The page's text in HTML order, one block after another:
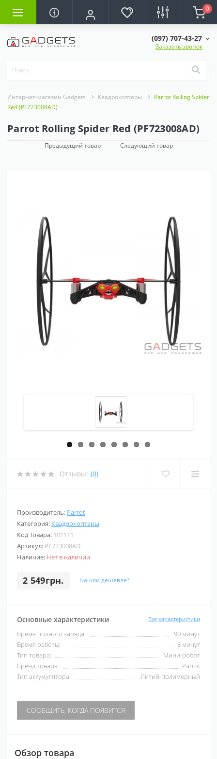
0
(097) 707-43-27
Заказать звонок
Интернет-магазин Gadgets Квадрокоптеры
Parrot Rolling Spider
Red (PF723008AD)
Parrot Rolling Spider Red (PF723008AD)
Предыдущий товар Следующий товар
Отзывы: (0)
Производитель: Parrot
Категория: Квадрокоптеры
Код Товара: 101111
Артикул: PF723008AD
Наличие: Нет в наличии
2 549грн. Нашли дешевле?
Основные характеристики Все характеристики
Время полного заряда:
90 минут
Время работы:
8 минут
Тип товара:
Мини-робот
Бренд товара:
Parrot
Тип аккумулятора:
Литий-полимерный
СООБЩИТЬ, КОГДА ПОЯВИТСЯ
Обзор товара